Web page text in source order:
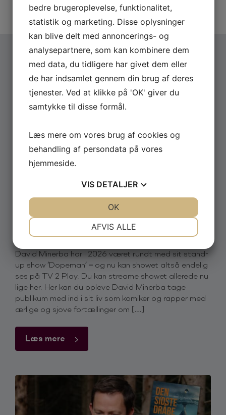
artist.
FLERENYHEDER
JUNI 22, 2026
David Minerbas show ‘ Dopeman’
er nu på TV 2 Play
David Minerba har i 2026 været rundt med sit stand-
up show ‘Dopeman’ – og nu kan showet altså endelig
ses på TV 2 Play. Du kan streame showet allerede nu
lige her. Her kan du opleve David Minerba tage
publikum med ind i sit liv som komiker og rapper med
ærlige og sjove fortællinger om […]
Læs mere
bedre brugeroplevelse, funktionalitet,
statistik og marketing. Disse oplysninger
kan blive delt med annoncerings- og
analysepartnere, som kan kombinere dem
med data, du tidligere har givet dem eller
de har indsamlet gennem din brug af deres
tjenester. Ved at klikke på 'OK' giver du
samtykke til disse formål.
Læs mere om vores brug af cookies og
behandling af persondata på vores
hjemmeside.
VIS DETALJER
MARKETING STATISTIK
AFVIS ALLE
OK